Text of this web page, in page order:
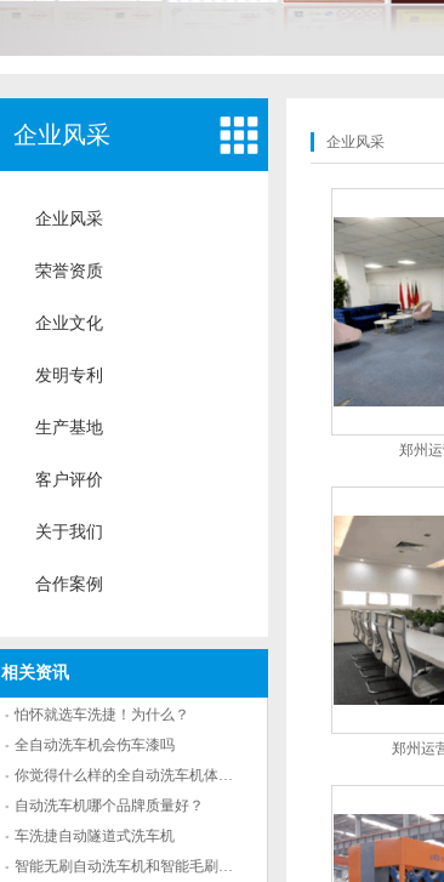
企业风采
企业风采
荣誉资质
企业文化
发明专利
生产基地
客户评价
关于我们
合作案例
相关资讯
怕怀就选车洗捷！为什么？
全自动洗车机会伤车漆吗
你觉得什么样的全自动洗车机体验最好？
自动洗车机哪个品牌质量好？
车洗捷自动隧道式洗车机
智能无刷自动洗车机和智能毛刷自动洗车机那个更受欢迎
企业风采
郑州
郑州运